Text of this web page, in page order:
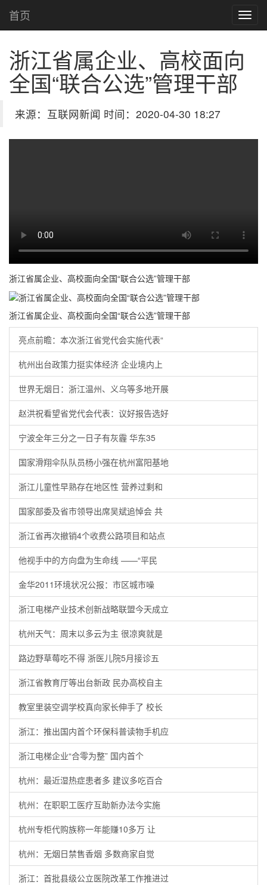
首页
浙江省属企业、高校面向
全国“联合公选”管理干部
来源：互联网新闻 时间：2020-04-30 18:27
浙江省属企业、高校面向全国“联合公选”管理干部
浙江省属企业、高校面向全国“联合公选”管理干部
亮点前瞻：本次浙江省党代会实施代表“
杭州出台政策力挺实体经济 企业境内上
世界无烟日：浙江温州、义乌等多地开展
赵洪祝看望省党代会代表：议好报告选好
宁波全年三分之一日子有灰霾 华东35
国家滑翔伞队队员杨小强在杭州富阳基地
浙江儿童性早熟存在地区性 营养过剩和
国家部委及省市领导出席吴斌追悼会 共
浙江省再次撤销4个收费公路项目和站点
他视手中的方向盘为生命线 ——“平民
金华2011环境状况公报：市区城市噪
浙江电梯产业技术创新战略联盟今天成立
杭州天气：周末以多云为主 很凉爽就是
路边野草莓吃不得 浙医儿院5月接诊五
浙江省教育厅等出台新政 民办高校自主
教室里装空调学校真向家长伸手了 校长
浙江：推出国内首个环保科普读物手机应
浙江电梯企业“合零为整” 国内首个
杭州：最近湿热症患者多 建议多吃百合
杭州：在职职工医疗互助新办法今实施
杭州专柜代购族称一年能赚10多万 让
杭州：无烟日禁售香烟 多数商家自觉
浙江：首批县级公立医院改革工作推进过